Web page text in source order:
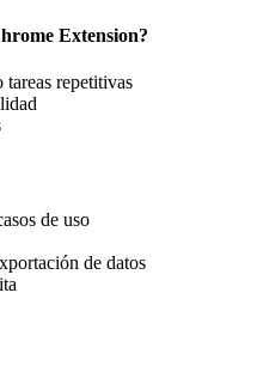
Extension?
repetitivas
de uso
de datos